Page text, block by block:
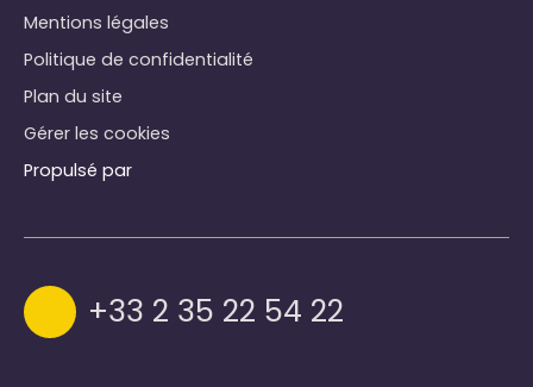
Mentions légales
Politique de confidentialité
Plan du site
Gérer les cookies
Propulsé par
+33 2 35 22 54 22